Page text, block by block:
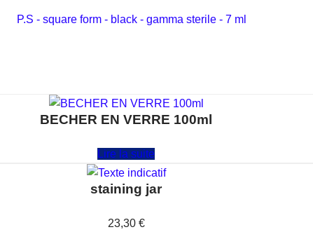
P.S - square form - black - gamma sterile - 7 ml
BECHER EN VERRE 100ml
Lire la suite
staining jar
23,30 €